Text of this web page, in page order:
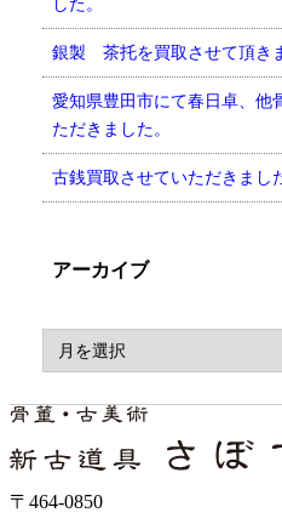
した。
銀製 茶托を買取させて頂き
愛知県豊田市にて春日卓、他
ただきました。
古銭買取させていただきまし
アーカイブ
〒464-0850